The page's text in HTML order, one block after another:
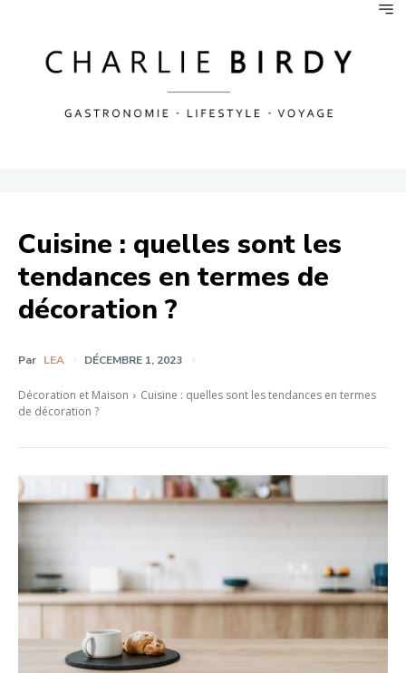
Cuisine : quelles sont les
tendances en termes de
décoration ?
Par LEA DÉCEMBRE 1, 2023
Décoration et Maison
Cuisine : quelles sont les tendances en termes
de décoration ?